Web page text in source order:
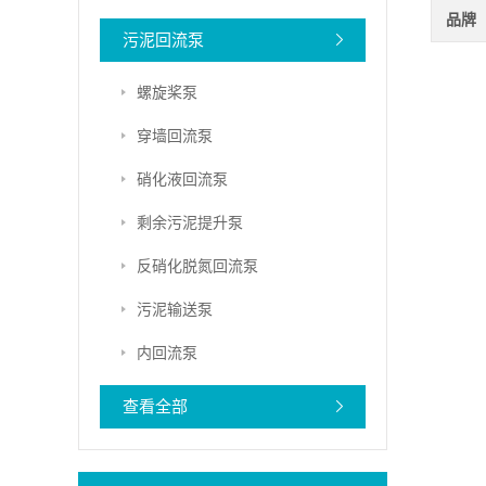
污泥回流泵
螺旋桨泵
穿墙回流泵
硝化液回流泵
剩余污泥提升泵
反硝化脱氮回流泵
污泥输送泵
内回流泵
查看全部
品牌